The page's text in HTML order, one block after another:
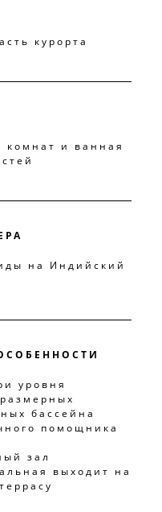
курорта
комнат и ванная
на Индийский
уровня
бассейна
помощника
зал
выходит на